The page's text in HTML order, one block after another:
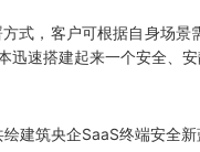
式，客户可根据自身场
迅速搭建起来一个安全、